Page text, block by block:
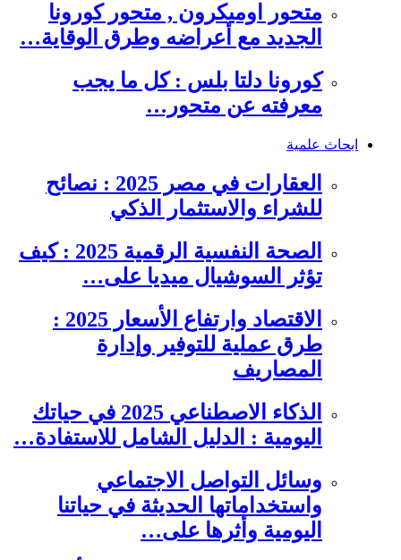
متحور اوميكرون , متحور كورونا
الجديد مع أعراضه وطرق الوقاية…
كورونا دلتا بلس : كل ما يجب
معرفته عن متحور…
ابحاث علمية
العقارات في مصر 2025 : نصائح
للشراء والاستثمار الذكي
الصحة النفسية الرقمية 2025 : كيف
تؤثر السوشيال ميديا على…
الاقتصاد وارتفاع الأسعار 2025 :
طرق عملية للتوفير وإدارة
المصاريف
الذكاء الاصطناعي 2025 في حياتك
اليومية : الدليل الشامل للاستفادة…
وسائل التواصل الاجتماعي
واستخداماتها الحديثة في حياتنا
اليومية وأثرها على…